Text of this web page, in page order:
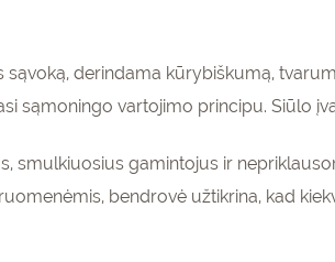
derindama kūrybiškumą,
sąmoningo vartojimo principu. Siūlo
smulkiuosius gamintojus ir
bendrovė užtikrina, kad